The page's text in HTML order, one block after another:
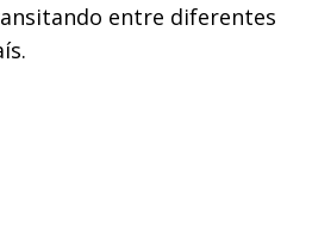
entre diferentes